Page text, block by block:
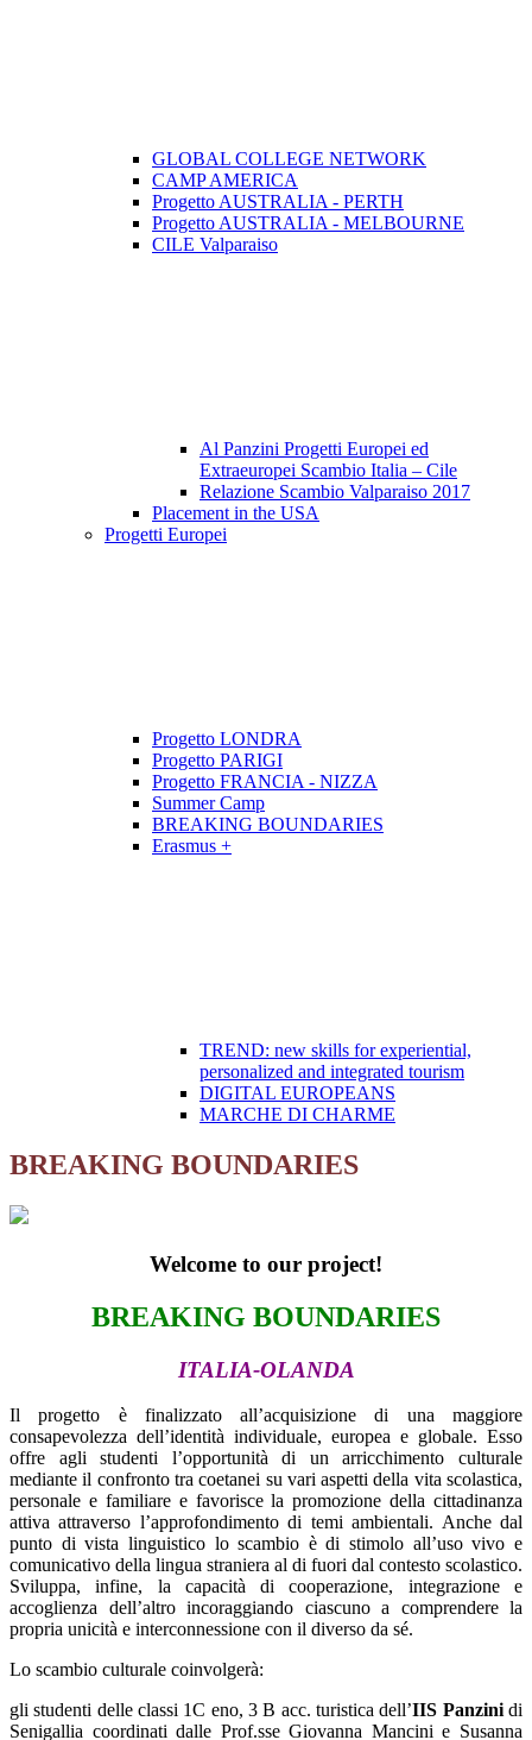
GLOBAL COLLEGE NETWORK
CAMP AMERICA
Progetto AUSTRALIA - PERTH
Progetto AUSTRALIA - MELBOURNE
CILE Valparaiso
Al Panzini Progetti Europei ed
Extraeuropei Scambio Italia – Cile
Relazione Scambio Valparaiso 2017
Placement in the USA
Progetti Europei
Progetto LONDRA
Progetto PARIGI
Progetto FRANCIA - NIZZA
Summer Camp
BREAKING BOUNDARIES
Erasmus +
TREND: new skills for experiential,
personalized and integrated tourism
DIGITAL EUROPEANS
MARCHE DI CHARME
BREAKING BOUNDARIES
Welcome to our project!
BREAKING BOUNDARIES
ITALIA-OLANDA
Il progetto è finalizzato all’acquisizione di una maggiore
consapevolezza dell’identità individuale, europea e globale. Esso
offre agli studenti l’opportunità di un arricchimento culturale
mediante il confronto tra coetanei su vari aspetti della vita scolastica,
personale e familiare e favorisce la promozione della cittadinanza
attiva attraverso l’approfondimento di temi ambientali. Anche dal
punto di vista linguistico lo scambio è di stimolo all’uso vivo e
comunicativo della lingua straniera al di fuori dal contesto scolastico.
Sviluppa, infine, la capacità di cooperazione, integrazione e
accoglienza dell’altro incoraggiando ciascuno a comprendere la
propria unicità e interconnessione con il diverso da sé.
Lo scambio culturale coinvolgerà:
gli studenti delle classi 1C eno, 3 B acc. turistica dell’IIS Panzinidi
Senigallia coordinati dalle Prof.sse Giovanna Mancini e Susanna